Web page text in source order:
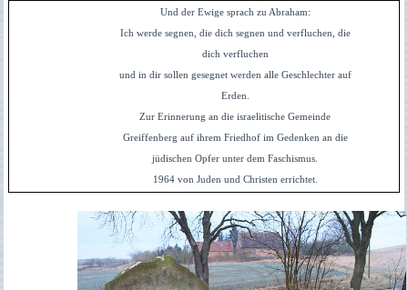
Und der Ewige sprach zu Abraham:
Ich werde segnen, die dich segnen und verfluchen, die
dich verfluchen
und in dir sollen gesegnet werden alle Geschlechter auf
Erden.
Zur Erinnerung an die israelitische Gemeinde
Greiffenberg auf ihrem Friedhof im Gedenken an die
jüdischen Opfer unter dem Faschismus.
1964 von Juden und Christen errichtet.